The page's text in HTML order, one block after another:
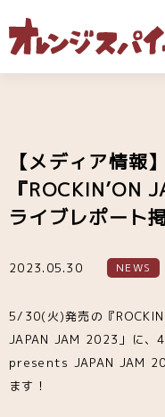
【メディア情
『ROCKIN’ON
ライブレポート
2023.05.30 NEWS
5/30(火)発売の『
JAPAN JAM 2023」に、
presents JAPAN JAM
ます！